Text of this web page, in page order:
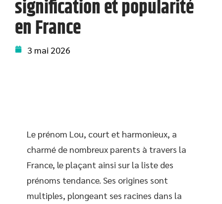
signification et popularité
en France
3 mai 2026
Le prénom Lou, court et harmonieux, a
charmé de nombreux parents à travers la
France, le plaçant ainsi sur la liste des
prénoms tendance. Ses origines sont
multiples, plongeant ses racines dans la